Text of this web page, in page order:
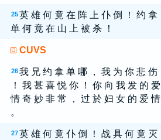
25 英 雄 何 竟 在 阵 上 仆 倒 ！ 约 拿
单 何 竟 在 山 上 被 杀 ！
CUVS
26 我 兄 约 拿 单 哪 ， 我 为 你 悲 伤
！ 我 甚 喜 悦 你 ！ 你 向 我 发 的 爱
情 奇 妙 非 常 ， 过 於 妇 女 的 爱 情
。
27 英 雄 何 竟 仆 倒 ！ 战 具 何 竟 灭